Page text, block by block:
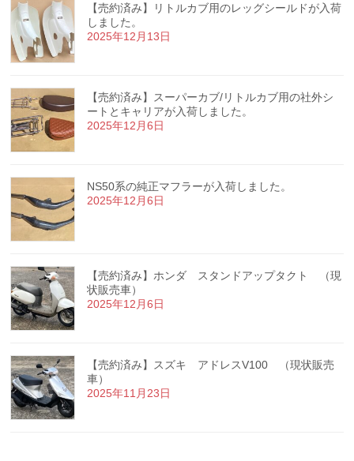
【売約済み】リトルカブ用のレッグシールドが入荷
しました。
2025年12月13日
【売約済み】スーパーカブ/リトルカブ用の社外シ
ートとキャリアが入荷しました。
2025年12月6日
NS50系の純正マフラーが入荷しました。
2025年12月6日
【売約済み】ホンダ スタンドアップタクト （現
状販売車）
2025年12月6日
【売約済み】スズキ アドレスV100 （現状販売
車）
2025年11月23日